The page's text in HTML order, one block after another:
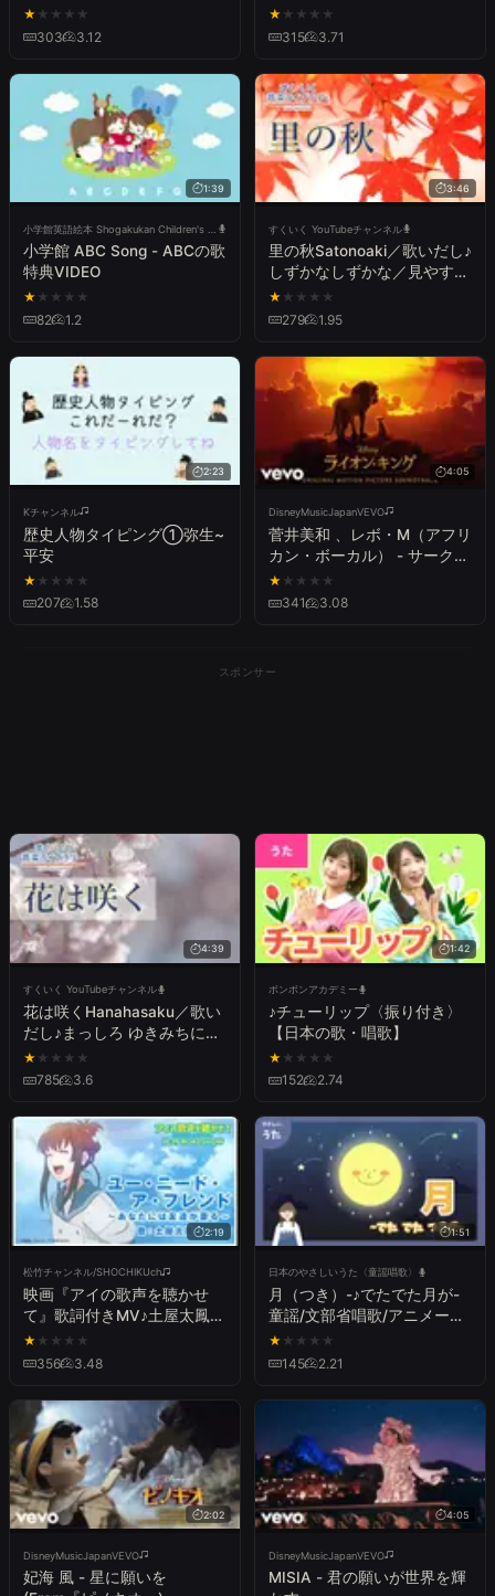
Kids TV【こどものうた】
★ ★ ★ ★ ★
303 3.12
Teruteru bozu｜
★ ★ ★ ★ ★
315 3.71
1:39
小学館 ABC Song - ABCの歌
特典VIDEO
★ ★ ★ ★ ★
82 1.2
3:46
すくいく YouTubeチャンネル
里の秋Satonoaki／歌いだし♪
しずかなしずかな／見やすい
歌詞つき【日本の歌
Japanese traditional song】
★ ★ ★ ★ ★
279 1.95
2:23
Kチャンネル
歴史人物タイピング①弥生~
平安
★ ★ ★ ★ ★
207 1.58
4:05
DisneyMusicJapanVEVO
菅井美和 、レボ・M（アフリ
カン・ボーカル） - サーク
ル・オブ・ライフ / ナー・イ
ゴンニャマ（Audio Only）
★ ★ ★ ★ ★
341 3.08
スポンサー
4:39
すくいく YouTubeチャンネル
花は咲くHanahasaku／歌い
だし♪まっしろ ゆきみちに／
見やすい歌詞付き【合唱曲
Chorus】
★ ★ ★ ★ ★
785 3.6
1:42
ボンボンアカデミー
♪チューリップ〈振り付き〉
【日本の歌・唱歌】
★ ★ ★ ★ ★
152 2.74
2:19
松竹チャンネル/SHOCHIKUch
映画『アイの歌声を聴かせ
て』歌詞付きMV♪土屋太鳳
「ユー・ニード・ア・フレン
ド 〜あなたには友達が要
★ ★ ★ ★ ★
356 3.48
1:51
日本のやさしいうた〈童謡唱歌〉
月（つき）-♪でたでた月が-
童謡/文部省唱歌/アニメーシ
ョン/歌詞付き/結花乃
★ ★ ★ ★ ★
145 2.21
2:02
DisneyMusicJapanVEVO
妃海 風 - 星に願いを
4:05
DisneyMusicJapanVEVO
MISIA - 君の願いが世界を輝